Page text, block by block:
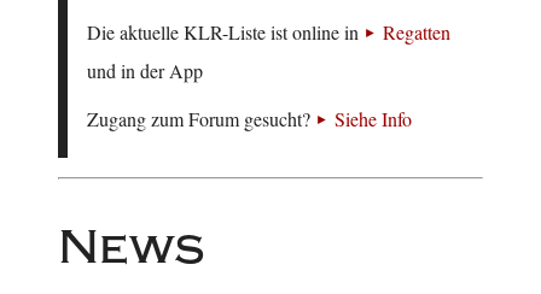
Die aktuelle KLR-Liste ist online in
Regatten
und in der App
Zugang zum Forum gesucht?
Siehe Info
News